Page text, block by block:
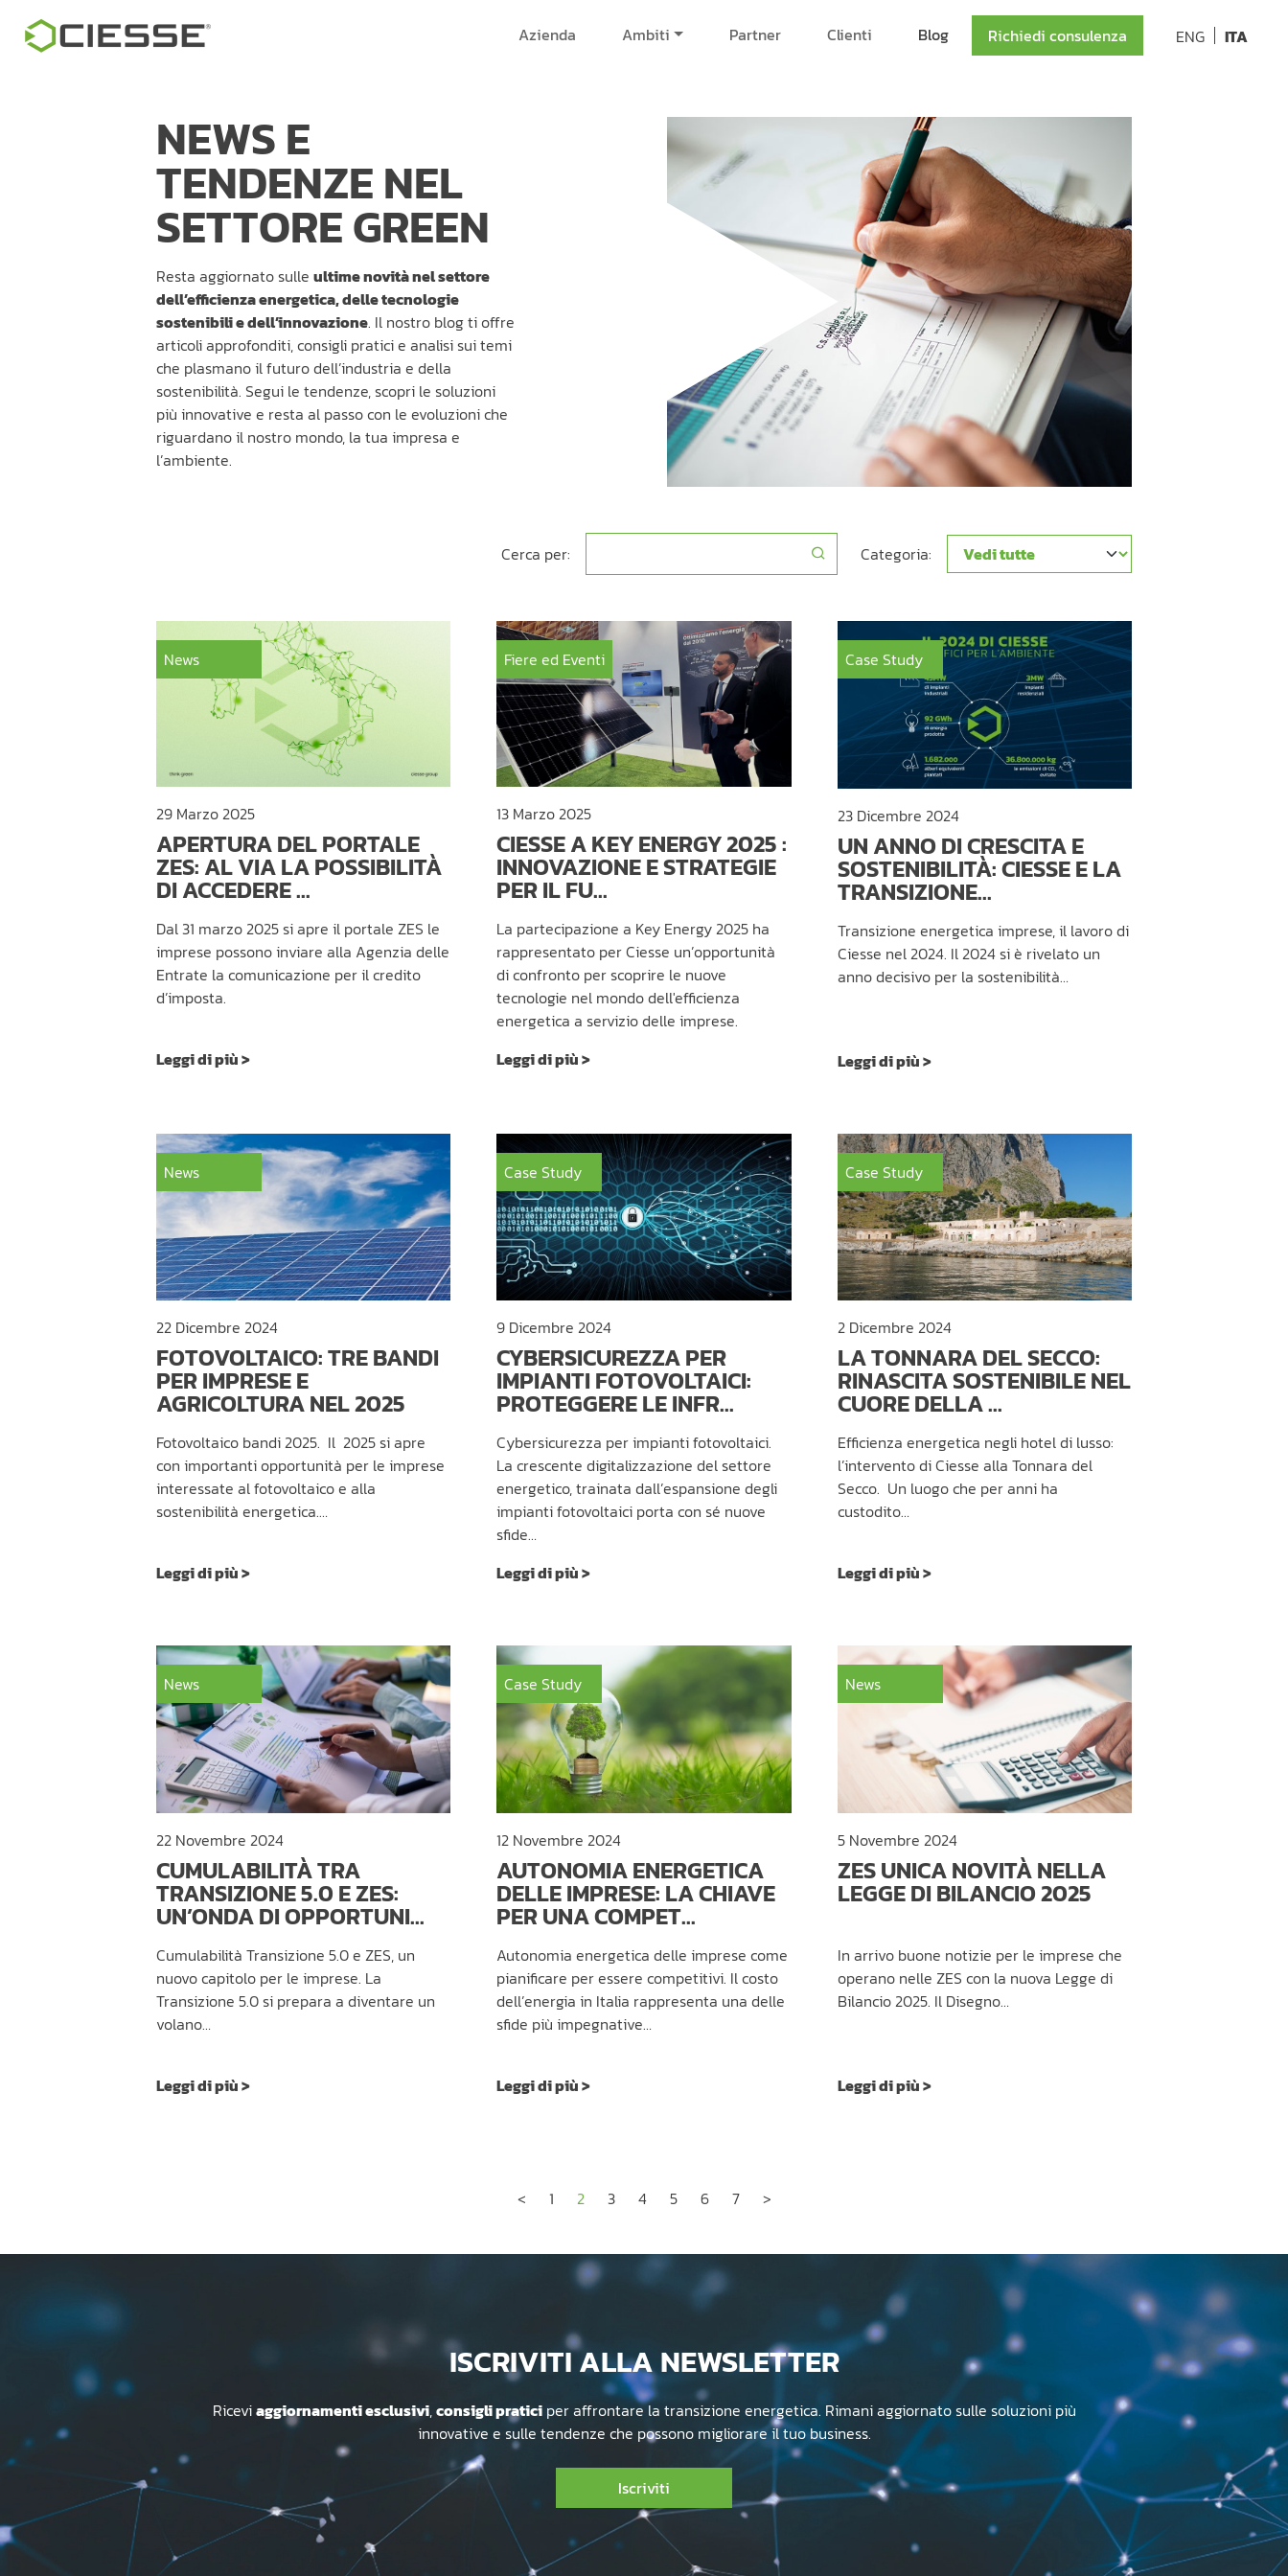
Azienda Ambiti Partner Clienti Blog Richiedi consulenza ENG ITA
NEWS E
TENDENZE NEL
SETTORE GREEN
Resta aggiornato sulle ultime novità nel settore
dell’efficienza energetica, delle tecnologie
sostenibili e dell’innovazione. Il nostro blog ti offre
articoli approfonditi, consigli pratici e analisi sui temi
che plasmano il futuro dell’industria e della
sostenibilità. Segui le tendenze, scopri le soluzioni
più innovative e resta al passo con le evoluzioni che
riguardano il nostro mondo, la tua impresa e
l’ambiente.
Cerca per: Categoria: Categories
News
29 Marzo 2025
APERTURA DEL PORTALE
ZES: AL VIA LA POSSIBILITÀ
DI ACCEDERE ...
Dal 31 marzo 2025 si apre il portale ZES le
imprese possono inviare alla Agenzia delle
Entrate la comunicazione per il credito
d’imposta.
Leggi di più >
Fiere ed Eventi
13 Marzo 2025
CIESSE A KEY ENERGY 2025 :
INNOVAZIONE E STRATEGIE
PER IL FU...
La partecipazione a Key Energy 2025 ha
rappresentato per Ciesse un’opportunità
di confronto per scoprire le nuove
tecnologie nel mondo dell'efficienza
energetica a servizio delle imprese.
Leggi di più >
Case Study
23 Dicembre 2024
UN ANNO DI CRESCITA E
SOSTENIBILITÀ: CIESSE E LA
TRANSIZIONE...
Transizione energetica imprese, il lavoro di
Ciesse nel 2024. Il 2024 si è rivelato un
anno decisivo per la sostenibilità…
Leggi di più >
News
22 Dicembre 2024
FOTOVOLTAICO: TRE BANDI
PER IMPRESE E
AGRICOLTURA NEL 2025
Fotovoltaico bandi 2025. Il 2025 si apre
con importanti opportunità per le imprese
interessate al fotovoltaico e alla
sostenibilità energetica.…
Leggi di più >
Case Study
9 Dicembre 2024
CYBERSICUREZZA PER
IMPIANTI FOTOVOLTAICI:
PROTEGGERE LE INFR...
Cybersicurezza per impianti fotovoltaici.
La crescente digitalizzazione del settore
energetico, trainata dall’espansione degli
impianti fotovoltaici porta con sé nuove
sfide…
Leggi di più >
Case Study
2 Dicembre 2024
LA TONNARA DEL SECCO:
RINASCITA SOSTENIBILE NEL
CUORE DELLA ...
Efficienza energetica negli hotel di lusso:
l’intervento di Ciesse alla Tonnara del
Secco. Un luogo che per anni ha
custodito…
Leggi di più >
News
22 Novembre 2024
CUMULABILITÀ TRA
TRANSIZIONE 5.0 E ZES:
UN’ONDA DI OPPORTUNI...
Cumulabilità Transizione 5.0 e ZES, un
nuovo capitolo per le imprese. La
Transizione 5.0 si prepara a diventare un
volano…
Leggi di più >
Case Study
12 Novembre 2024
AUTONOMIA ENERGETICA
DELLE IMPRESE: LA CHIAVE
PER UNA COMPET...
Autonomia energetica delle imprese come
pianificare per essere competitivi. Il costo
dell’energia in Italia rappresenta una delle
sfide più impegnative…
Leggi di più >
News
5 Novembre 2024
ZES UNICA NOVITÀ NELLA
LEGGE DI BILANCIO 2025
In arrivo buone notizie per le imprese che
operano nelle ZES con la nuova Legge di
Bilancio 2025. Il Disegno…
Leggi di più >
Precedente
< 1 2 3 4 5 6 7 Successiva
>
ISCRIVITI ALLA NEWSLETTER
Riceviaggiornamenti esclusivi,consigli praticiper affrontare la transizione energetica. Rimani aggiornato sulle soluzioni più
innovative e sulle tendenze che possono migliorare il tuo business.
Iscriviti